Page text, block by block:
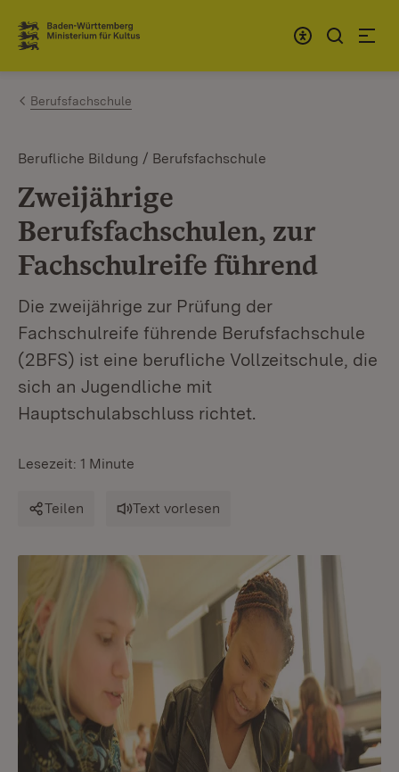
Zum Inhalt springen
Link zur Startseite
Berufsfachschule
Berufliche Bildung / Berufsfachschule
Zweijährige
Berufsfachschulen, zur
Fachschulreife führend
Die zweijährige zur Prüfung der
Fachschulreife führende Berufsfachschule
(2BFS) ist eine berufliche Vollzeitschule, die
sich an Jugendliche mit
Hauptschulabschluss richtet.
Lesezeit: 1 Minute
Teilen Text vorlesen